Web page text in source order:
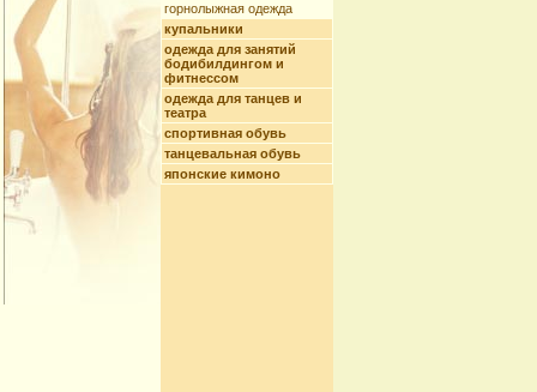
горнолыжная одежда
купальники
одежда для занятий
бодибилдингом и
фитнессом
одежда для танцев и
театра
спортивная обувь
танцевальная обувь
японские кимоно